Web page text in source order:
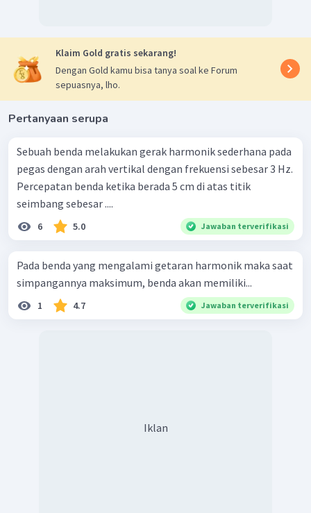
Klaim Gold gratis sekarang!
Dengan Gold kamu bisa tanya soal ke Forum
sepuasnya, lho.
Pertanyaan serupa
Sebuah benda melakukan gerak harmonik sederhana pada
pegas dengan arah vertikal dengan frekuensi sebesar 3 Hz.
Percepatan benda ketika berada 5 cm di atas titik
seimbang sebesar ....
6 5.0 Jawaban terverifikasi
Pada benda yang mengalami getaran harmonik maka saat
simpangannya maksimum, benda akan memiliki...
1 4.7 Jawaban terverifikasi
Iklan